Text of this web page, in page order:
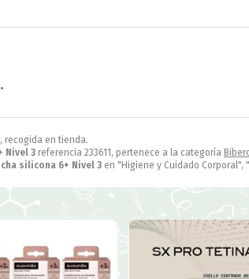
recogida en tienda.
Nivel 3 referencia 233611, pertenece a la categoría
silicona 6+ Nivel 3 en "Higiene y Cuidado